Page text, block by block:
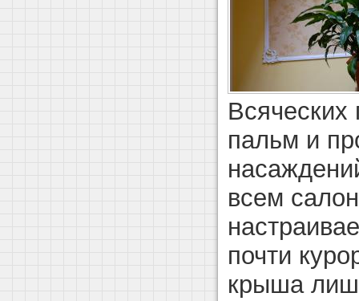
Всяческих
пальм и
всем
почти
крыша